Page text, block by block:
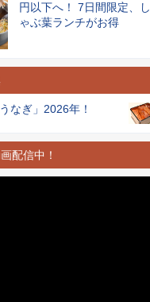
円以下へ！ 7日間限定、し
ゃぶ葉ランチがお得
なぎ」2026年！
配信中！